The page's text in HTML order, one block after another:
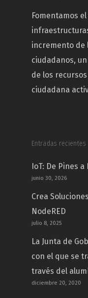
Fomentamos
incremento de
ciudadanos,
de los
ciudadana
Entradas recientes
IoT: De Pines a
junio 30, 2026
Crea
NodeRED
julio 8, 2025
La Junta de
con el que se
través del
diciembre 20, 2020